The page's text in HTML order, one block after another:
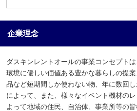
企業理念
ダスキンレントオールの事業コンセプトは
環境に優しい価値ある豊かな暮らしの提
品など短期間しか使わない物、年に数回
によって、また、様々なイベント機材の
よって地域の住民、自治体、事業所等の